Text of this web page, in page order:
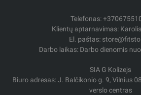
Telefonas:
Klientų aptarnavimas:
El. paštas:
Darbo laikas: Darbo dienomis
SIA G Kolizejs
Biuro adresas: J. Balčikonio g. 9, Vilnius
verslo centras